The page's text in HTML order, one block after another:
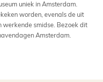
uniek in Amsterdam.
worden, evenals de uit
werkende smidse. Bezoek dit
Amsterdam.